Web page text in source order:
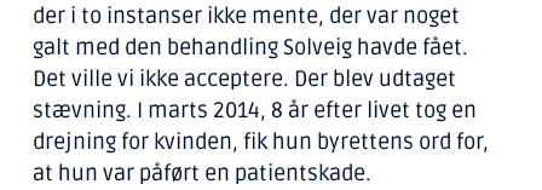
der i to instanser ikke mente, der var noget
galt med den behandling Solveig havde fået.
Det ville vi ikke acceptere. Der blev udtaget
stævning. I marts 2014, 8 år efter livet tog en
drejning for kvinden, fik hun byrettens ord for,
at hun var påført en patientskade.